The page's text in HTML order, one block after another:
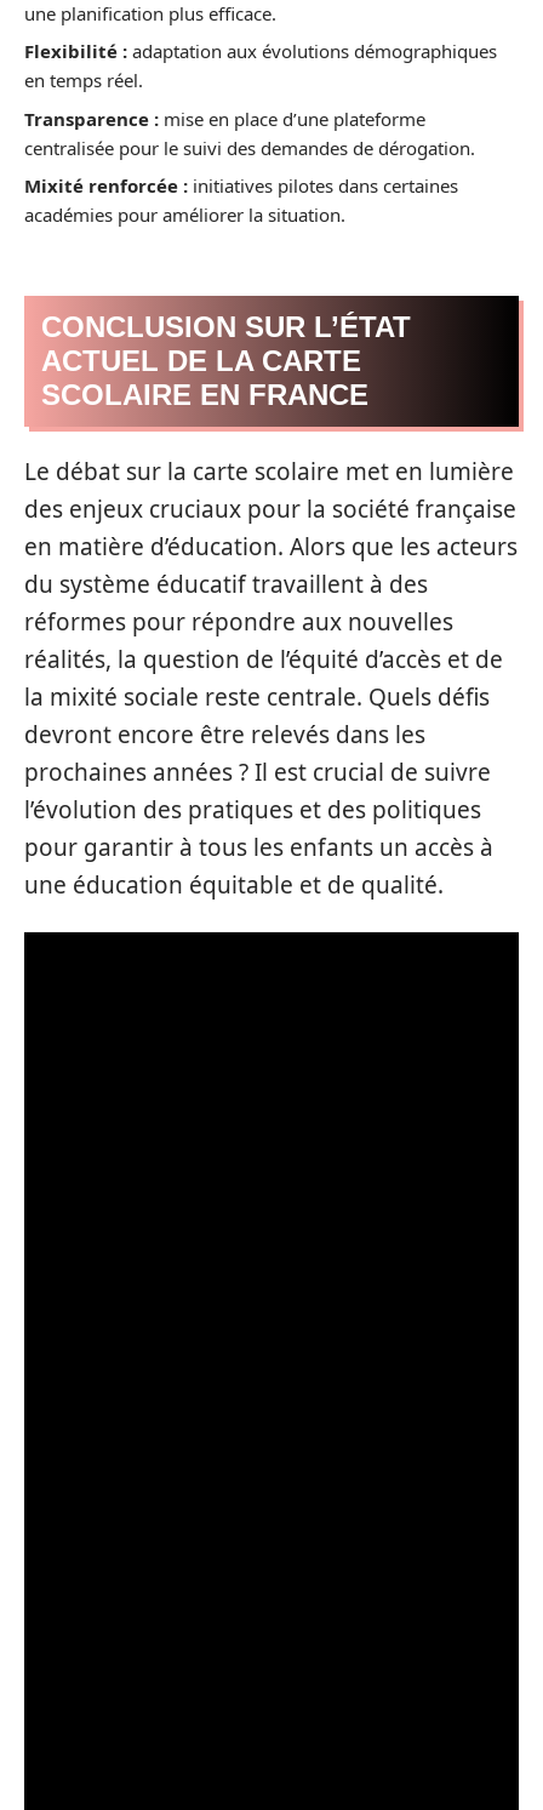
une planification plus efficace.
Flexibilité : adaptation aux évolutions démographiques
en temps réel.
Transparence : mise en place d’une plateforme
centralisée pour le suivi des demandes de dérogation.
Mixité renforcée : initiatives pilotes dans certaines
académies pour améliorer la situation.
CONCLUSION SUR L’ÉTAT
ACTUEL DE LA CARTE
SCOLAIRE EN FRANCE
Le débat sur la carte scolaire met en lumière
des enjeux cruciaux pour la société française
en matière d’éducation. Alors que les acteurs
du système éducatif travaillent à des
réformes pour répondre aux nouvelles
réalités, la question de l’équité d’accès et de
la mixité sociale reste centrale. Quels défis
devront encore être relevés dans les
prochaines années ? Il est crucial de suivre
l’évolution des pratiques et des politiques
pour garantir à tous les enfants un accès à
une éducation équitable et de qualité.